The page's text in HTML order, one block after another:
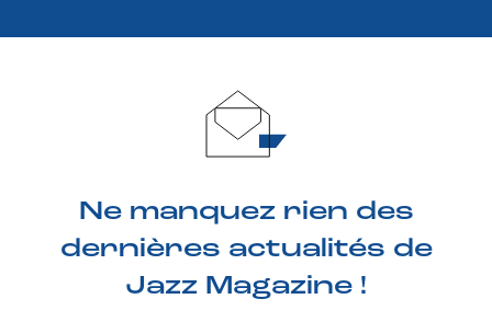
Ne manquez rien des
dernières actualités de
Jazz Magazine !